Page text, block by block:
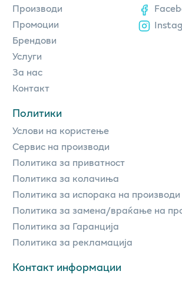
Производи
Промоции
Брендови
Услуги
За нас
Контакт
Политики
Услови на користење
Сервис на производи
Политика за приватност
Политика за колачиња
Политика за испорака на производи
Политика за замена/враќање на
Политика за Гаранција
Политика за рекламација
Контакт информации